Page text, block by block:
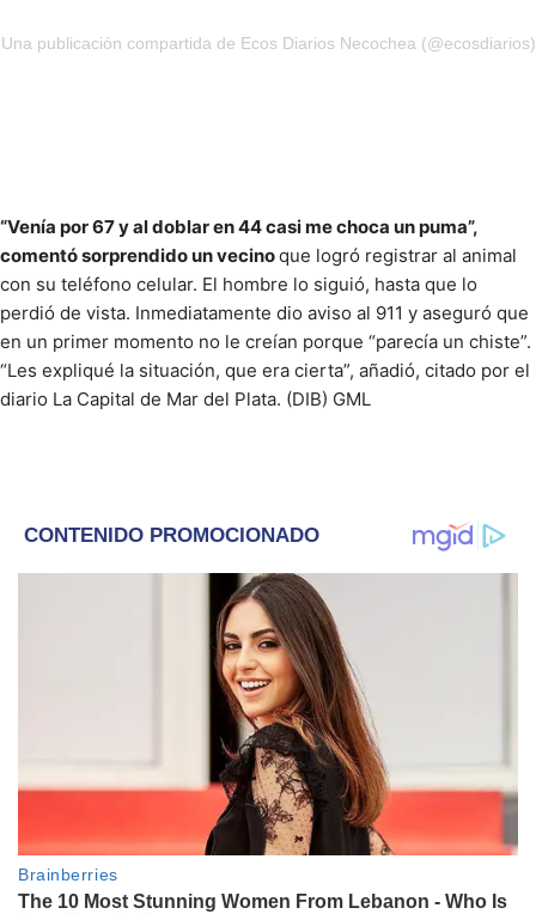
Una publicación compartida de Ecos Diarios Necochea (@ecosdiarios)
“Venía por 67 y al doblar en 44 casi me choca un puma”,
comentó sorprendido un vecinoque logró registrar al animal
con su teléfono celular. El hombre lo siguió, hasta que lo
perdió de vista. Inmediatamente dio aviso al 911 y aseguró que
en un primer momento no le creían porque “parecía un chiste”.
“Les expliqué la situación, que era cierta”, añadió, citado por el
diario La Capital de Mar del Plata. (DIB) GML